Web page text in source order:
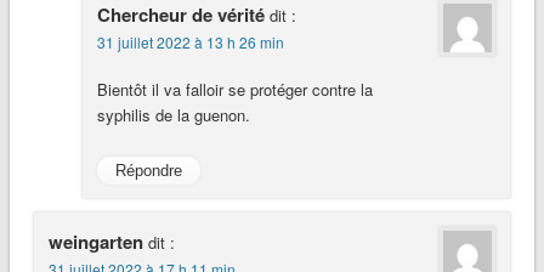
Chercheur de vérité dit :
31 juillet 2022 à 13 h 26 min
Bientôt il va falloir se protéger contre la
syphilis de la guenon.
Répondre
weingarten dit :